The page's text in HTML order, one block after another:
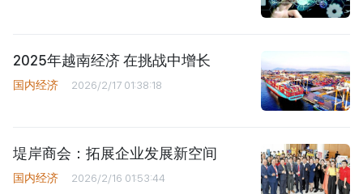
2025年越南经济 在挑战中增长
国内经济 2026/2/17 01:38:18
堤岸商会：拓展企业发展新空间
国内经济 2026/2/16 01:53:44